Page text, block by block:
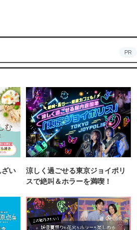
PR
い
涼しく過ごせる東京ジョイポリ
スで絶叫＆ホラーを満喫！